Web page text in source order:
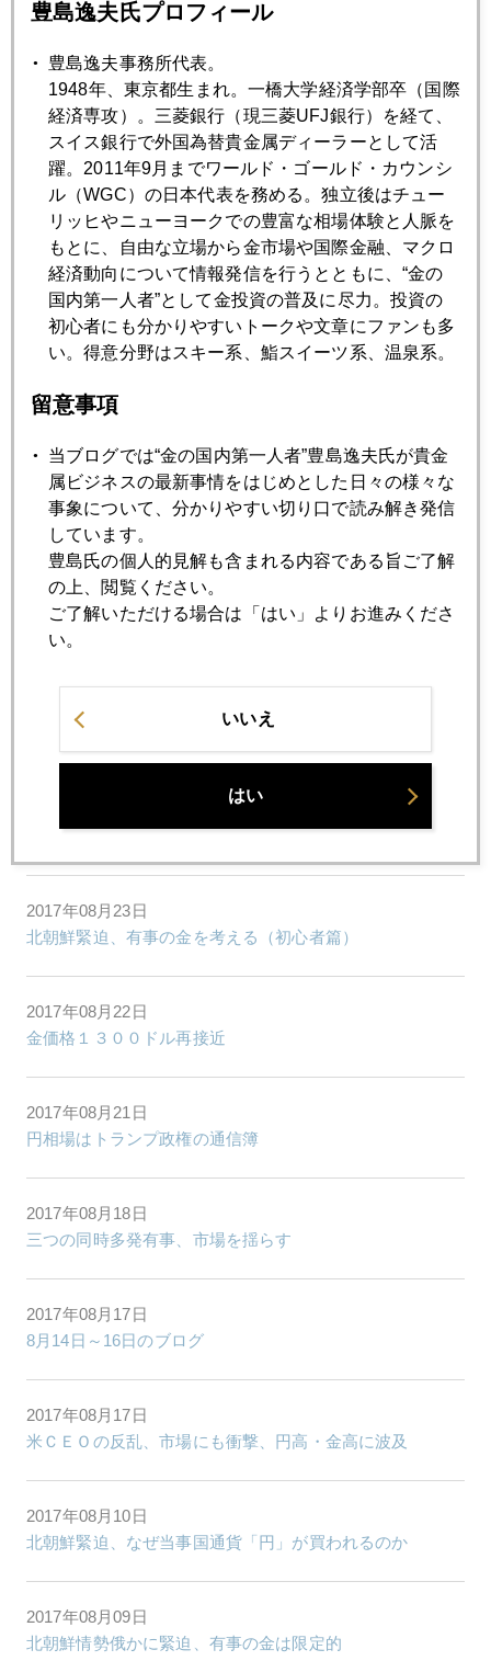
なお明後日、日曜発売の日経ヴェリタス「豊島逸夫の逸'ｓＯ
2017年
1月 2月 3月 4月 5月 6月
7月 8月 9月 10月 11月 12月
2017年08月31日
私の米国での人種差別体験
2017年08月30日
2017年08月29日
早朝のミサイル・アラート、やっぱり有事の金？
2017年08月28日
米大手銀行幹部の大量自社株売り
2017年08月25日
ジャクソンホールって何なの？
それでもトランプ支持率４割近く
2017年08月23日
北朝鮮緊迫、有事の金を考える（初心者篇）
2017年08月22日
金価格１３００ドル再接近
2017年08月21日
円相場はトランプ政権の通信簿
2017年08月18日
三つの同時多発有事、市場を揺らす
2017年08月17日
8月14日～16日のブログ
2017年08月17日
米ＣＥＯの反乱、市場にも衝撃、円高・金高に波及
2017年08月10日
北朝鮮緊迫、なぜ当事国通貨「円」が買われるのか
2017年08月09日
北朝鮮情勢俄かに緊迫、有事の金は限定的
豊島逸夫氏プロフィール
豊島逸夫事務所代表。
1948年、東京都生まれ。一橋大学経済学部卒（国際
経済専攻）。三菱銀行（現三菱UFJ銀行）を経て、
スイス銀行で外国為替貴金属ディーラーとして活
躍。2011年9月までワールド・ゴールド・カウンシ
ル（WGC）の日本代表を務める。独立後はチュー
リッヒやニューヨークでの豊富な相場体験と人脈を
もとに、自由な立場から金市場や国際金融、マクロ
経済動向について情報発信を行うとともに、“金の
国内第一人者”として金投資の普及に尽力。投資の
初心者にも分かりやすいトークや文章にファンも多
い。得意分野はスキー系、鮨スイーツ系、温泉系。
留意事項
当ブログでは“金の国内第一人者”豊島逸夫氏が貴金
属ビジネスの最新事情をはじめとした日々の様々な
事象について、分かりやすい切り口で読み解き発信
しています。
豊島氏の個人的見解も含まれる内容である旨ご了解
の上、閲覧ください。
ご了解いただける場合は「はい」よりお進みくださ
い。
いいえ
はい